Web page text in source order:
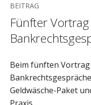
BEITRAG
Fünfter
Beim fünften
Geldwäsche-Paket